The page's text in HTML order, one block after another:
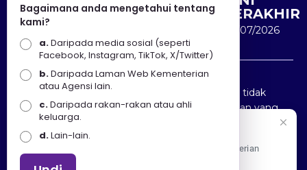
8891
7100
TERAKHIR
30/07/2026
Penafian : Kerajaan Malaysia dan Kementerian
Pelancongan Seni dan Budaya (MOTAC) adalah tidak
bertanggungjawab atas kehilangan atau kerugian yang
disebabkan oleh penggunaan mana-mana maklumat
yang diperolehi dari portal ini.
Bagaimana anda mengetahui tentang
kami?
a.Daripada media sosial (seperti
Facebook, Instagram, TikTok, X/Twitter)
b.Daripada Laman Web Kementerian
atau Agensi lain.
c.Daripada rakan-rakan atau ahli
keluarga.
d.Lain-lain.
Apa Khabar! Selamat datang ke Portal Rasmi Kementerian
Pelancongan, Seni dan Budaya